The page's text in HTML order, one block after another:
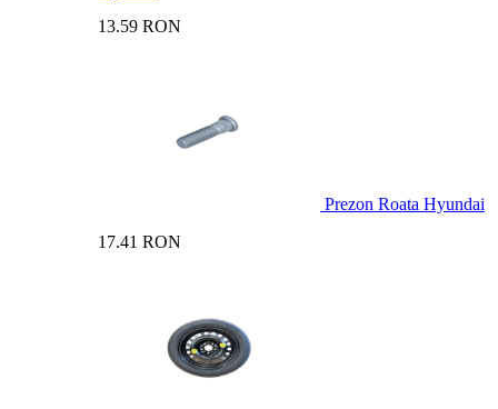
13.59 RON
Prezon Roata Hyundai
17.41 RON